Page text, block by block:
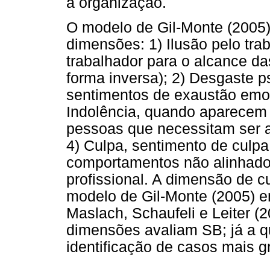
O modelo de Gil-Monte
dimensões: 1) Ilusão pelo
trabalhador para o alcance
forma inversa); 2) Desgaste
sentimentos de exaustão
Indolência, quando
pessoas que necessitam ser
4) Culpa, sentimento de
comportamentos não
profissional. A dimensão de
modelo de Gil-Monte (2005)
Maslach, Schaufeli e Leiter
dimensões avaliam SB; já a
identificação de casos mais